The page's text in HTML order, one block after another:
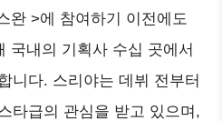
완 >에 참여하기 이전에도
국내의 기획사 수십 곳에서
니다. 스리야는 데뷔 전부터
타급의 관심을 받고 있으며,